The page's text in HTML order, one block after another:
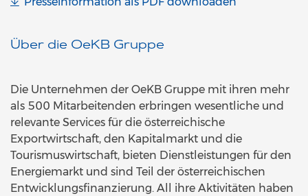
Über die OeKB Gruppe
Die Unternehmen der OeKB Gruppe mit ihren mehr
als 500 Mitarbeitenden erbringen wesentliche und
relevante Services für die österreichische
Exportwirtschaft, den Kapitalmarkt und die
Tourismuswirtschaft, bieten Dienstleistungen für den
Energiemarkt und sind Teil der österreichischen
Entwicklungsfinanzierung. All ihre Aktivitäten haben